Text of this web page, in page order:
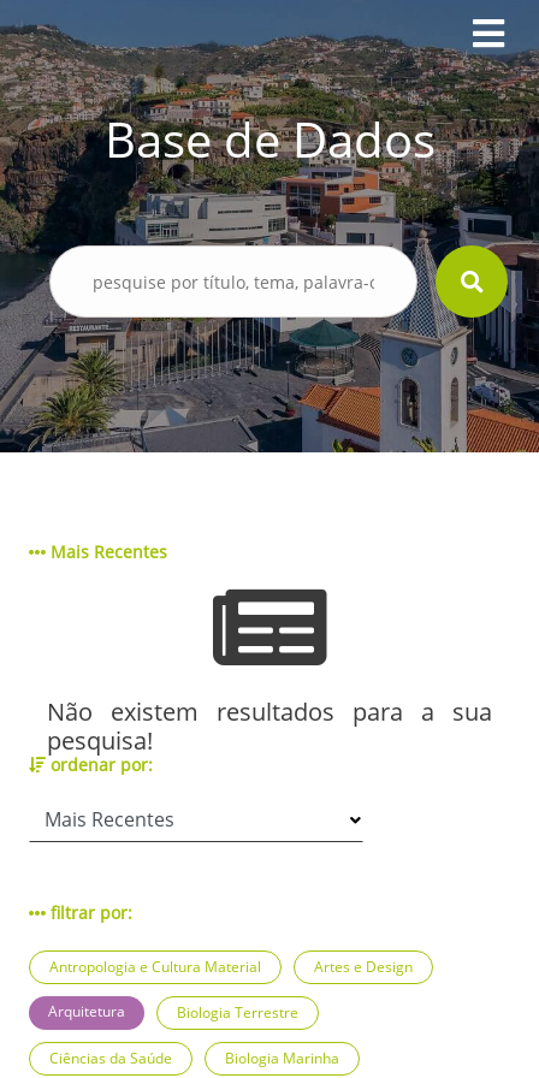
Base de Dados
Mais Recentes
Não existem resultados para a sua
pesquisa!
ordenar por:
filtrar por:
Antropologia e Cultura Material Artes e Design
Arquitetura Biologia Terrestre
Ciências da Saúde Biologia Marinha